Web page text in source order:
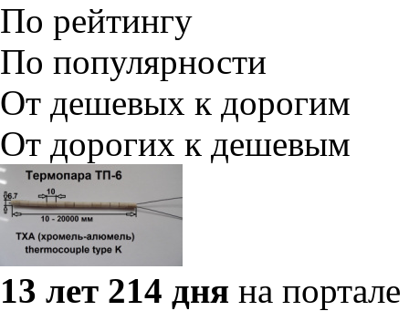
По рейтингу
По популярности
От дешевых к дорогим
От дорогих к дешевым
13 лет 214 дня на портале